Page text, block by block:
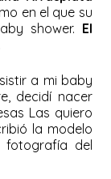
en el que su
shower. El
a mi baby
decidí nacer
Las quiero
la modelo
fotografía del